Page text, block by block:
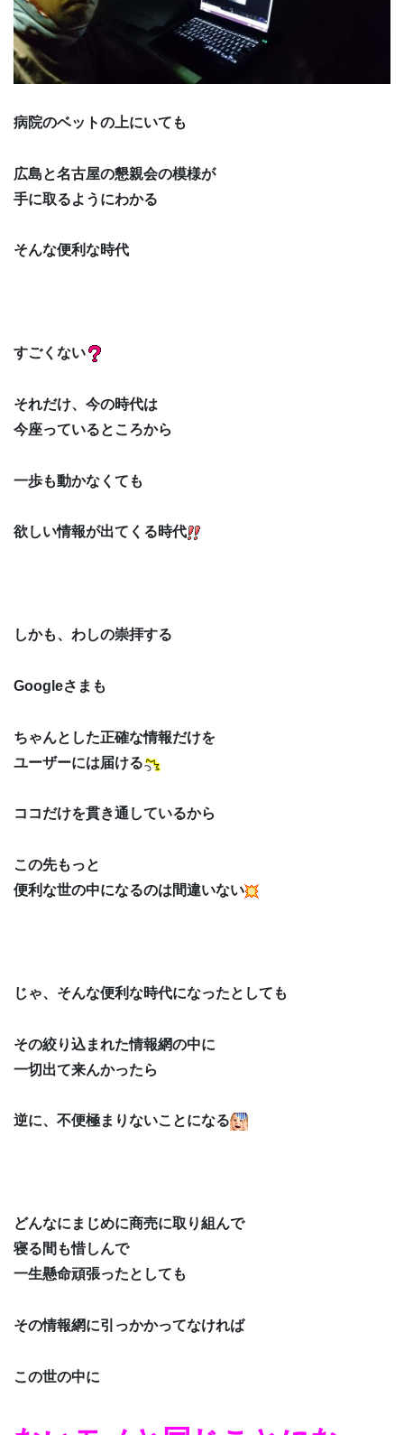
病院のベットの上にいても
広島と名古屋の懇親会の模様が
手に取るようにわかる
そんな便利な時代
すごくない
それだけ、今の時代は
今座っているところから
一歩も動かなくても
欲しい情報が出てくる時代
しかも、わしの崇拝する
Googleさまも
ちゃんとした正確な情報だけを
ユーザーには届ける
ココだけを貫き通しているから
この先もっと
便利な世の中になるのは間違いない
じゃ、そんな便利な時代になったとしても
その絞り込まれた情報網の中に
一切出て来んかったら
逆に、不便極まりないことになる
どんなにまじめに商売に取り組んで
寝る間も惜しんで
一生懸命頑張ったとしても
その情報網に引っかかってなければ
この世の中に